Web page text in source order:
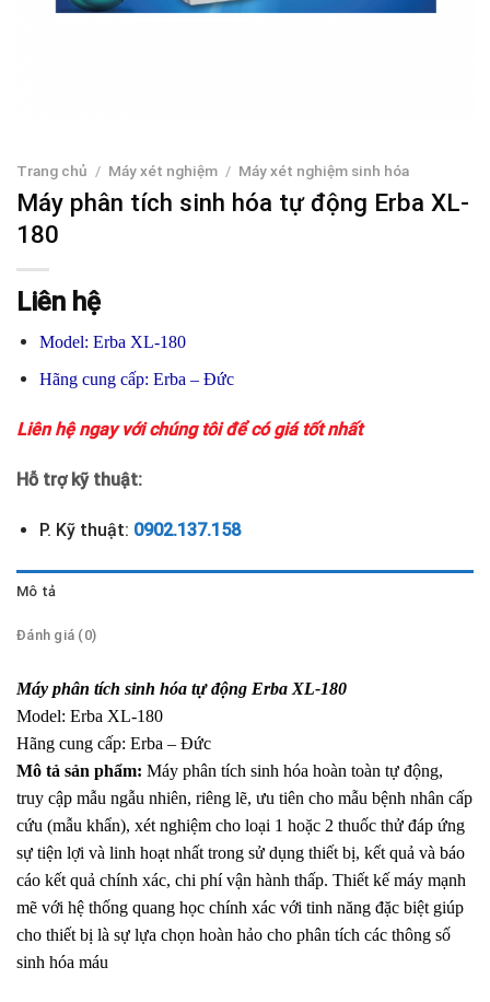
Trang chủ / Máy xét nghiệm / Máy xét nghiệm sinh hóa
Máy phân tích sinh hóa tự động Erba XL-
180
Liên hệ
Model: Erba XL-180
Hãng cung cấp: Erba – Đức
Liên hệ ngay với chúng tôi để có giá tốt nhất
Hỗ trợ kỹ thuật:
P. Kỹ thuật: 0902.137.158
Mô tả
Đánh giá (0)
Máy phân tích sinh hóa tự động Erba XL-180
Model: Erba XL-180
Hãng cung cấp: Erba – Đức
Mô tả sản phẩm: Máy phân tích sinh hóa hoàn toàn tự động,
truy cập mẫu ngẫu nhiên, riêng lẽ, ưu tiên cho mẫu bệnh nhân cấp
cứu (mẫu khẩn), xét nghiệm cho loại 1 hoặc 2 thuốc thử đáp ứng
sự tiện lợi và linh hoạt nhất trong sử dụng thiết bị, kết quả và báo
cáo kết quả chính xác, chi phí vận hành thấp. Thiết kế máy mạnh
mẽ với hệ thống quang học chính xác với tinh năng đặc biệt giúp
cho thiết bị là sự lựa chọn hoàn hảo cho phân tích các thông số
sinh hóa máu